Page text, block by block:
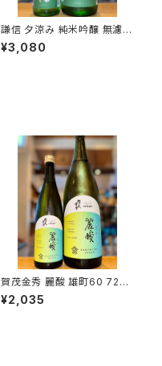
謙信 夕涼み 純米吟醸 無濾過
生 1800ml１本（池田屋酒造・
新潟県糸魚川市新鉄）
¥3,080
賀茂金秀 麗酸 雄町60 720
ml１本（金光酒造・広島県東
広島市黒瀬町）
¥2,035